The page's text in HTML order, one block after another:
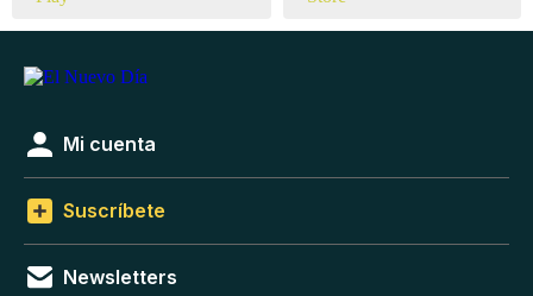
Mi cuenta
Suscríbete
Newsletters